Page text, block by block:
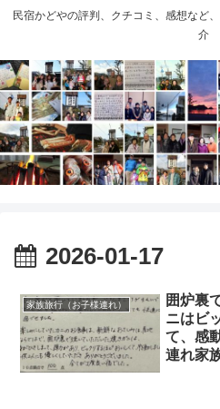
民宿かどやの評判、クチコミ、感想など
介
2026-01-17
家族旅行（お子様連れ）
囲炉裏
ニはビ
て、感
連れ家